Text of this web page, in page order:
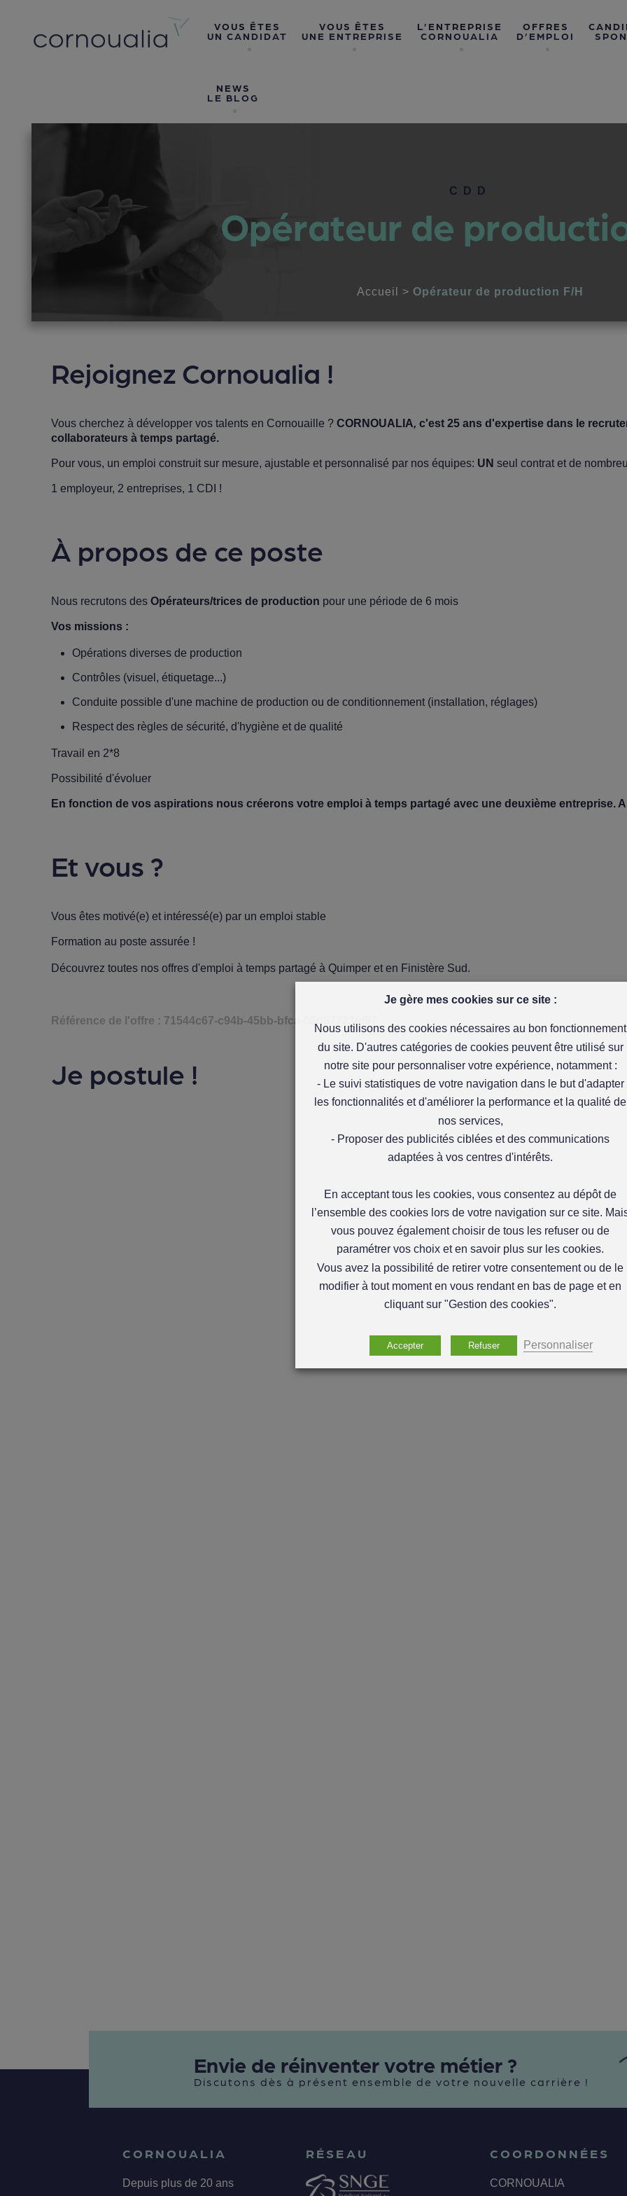
VOUS ÊTES
UN CANDIDAT
VOUS ÊTES
UNE ENTREPRISE
L’ENTREPRISE
CORNOUALIA
OFFRES
D’EMPLOI
NEWS
LE BLOG
CDD
Opérateur de
Accueil > Opérateur de production F/H
Rejoignez Cornoualia !
Vous cherchez à développer vos talents en Cornouaille ?CORNOUALIA,c'est 25 ans d'expertise dans le
collaborateurs à temps partagé.
Pour vous, un emploi construit sur mesure, ajustable et personnalisé par nos équipes: UNseul contrat et de
1 employeur, 2 entreprises, 1 CDI !
À propos de ce poste
Nous recrutons desOpérateurs/trices de production pour une période de 6 mois
Vos missions :
Opérations diverses de production
Contrôles (visuel, étiquetage...)
Conduite possible d'une machine de production ou de conditionnement (installation, réglages)
Respect des règles de sécurité, d'hygiène et de qualité
Travail en 2*8
Possibilité d'évoluer
En fonction de vos aspirations nous créerons votre emploi à temps partagé avec une deuxième entreprise.
Et vous ?
Vous êtes motivé(e) et intéressé(e) par un emploi stable
Formation au poste assurée !
Découvrez toutes nosoffres d'emploi à temps partagé à Quimper et en Finistère Sud.
Référence de l'offre : 71544c67-c94b-45bb-bfca-08d877236f97
Je postule !
Envie de réinventer votre métier ?
Discutons dès à présent ensemble de votre nouvelle carrière !
CORNOUALIA
Depuis plus de 20 ans
RÉSEAU COORDONNÉES
CORNOUALIA
Je gère mes cookies sur ce site :
Nous utilisons des cookies nécessaires au bon fonctionnement
du site. D'autres catégories de cookies peuvent être utilisé sur
notre site pour personnaliser votre expérience, notamment :
- Le suivi statistiques de votre navigation dans le but d'adapter
les fonctionnalités et d'améliorer la performance et la qualité de
nos services,
- Proposer des publicités ciblées et des communications
adaptées à vos centres d'intérêts.
En acceptant tous les cookies, vous consentez au dépôt de
l’ensemble des cookies lors de votre navigation sur ce site.
vous pouvez également choisir de tous les refuser ou de
paramétrer vos choix et en savoir plus sur les cookies.
Vous avez la possibilité de retirer votre consentement ou de le
modifier à tout moment en vous rendant en bas de page et en
cliquant sur "Gestion des cookies".
Accepter Refuser Personnaliser